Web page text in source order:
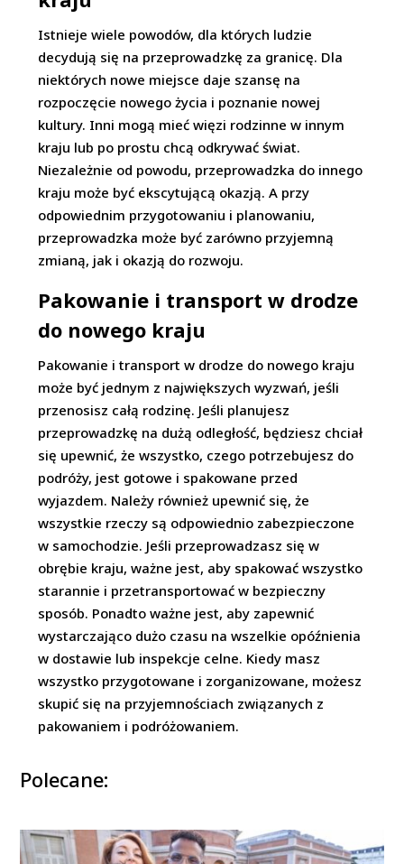
Istnieje wiele powodów, dla których ludzie
decydują się na przeprowadzkę za granicę. Dla
niektórych nowe miejsce daje szansę na
rozpoczęcie nowego życia i poznanie nowej
kultury. Inni mogą mieć więzi rodzinne w innym
kraju lub po prostu chcą odkrywać świat.
Niezależnie od powodu, przeprowadzka do innego
kraju może być ekscytującą okazją. A przy
odpowiednim przygotowaniu i planowaniu,
przeprowadzka może być zarówno przyjemną
zmianą, jak i okazją do rozwoju.
Pakowanie i transport w drodze
do nowego kraju
Pakowanie i transport w drodze do nowego kraju
może być jednym z największych wyzwań, jeśli
przenosisz całą rodzinę. Jeśli planujesz
przeprowadzkę na dużą odległość, będziesz chciał
się upewnić, że wszystko, czego potrzebujesz do
podróży, jest gotowe i spakowane przed
wyjazdem. Należy również upewnić się, że
wszystkie rzeczy są odpowiednio zabezpieczone
w samochodzie. Jeśli przeprowadzasz się w
obrębie kraju, ważne jest, aby spakować wszystko
starannie i przetransportować w bezpieczny
sposób. Ponadto ważne jest, aby zapewnić
wystarczająco dużo czasu na wszelkie opóźnienia
w dostawie lub inspekcje celne. Kiedy masz
wszystko przygotowane i zorganizowane, możesz
skupić się na przyjemnościach związanych z
pakowaniem i podróżowaniem.
Polecane: